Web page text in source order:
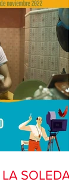
SOLEDAD